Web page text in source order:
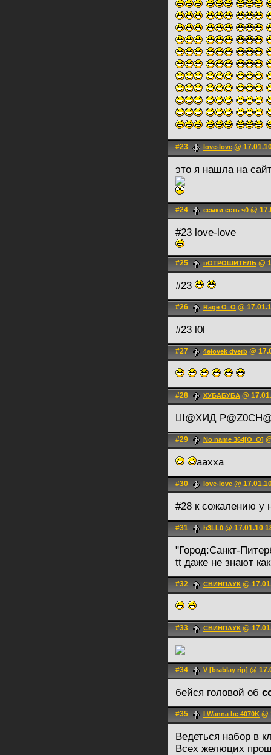
#23 love-love @
это я нашла на
#24 семки есть ч0 @
#23 love-love
#25 пОТРОШИТЕЛЬ @
#23
#26 Rage O_О @
#23 l0l
#27 4elovek dverb @
#28 ХУБАБУБА @
Ш@ХИД
#29 No name 364[О_О]
аахха
#30 love-love @
#28 к сожалению у
#31 h3LL0 @ 17.01.10
"Город:Санкт-
tt даже не знают
#32 СВИНПАУК @
#33 СВИНПАУК @
#34 V [brablay rip] @
бейся головой об
#35 I Wanna be 4070K @
Ведеться набор в
Всех желюцих